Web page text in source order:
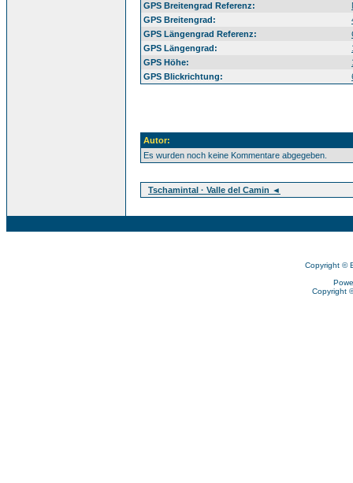
GPS Breitengrad Referenz:
GPS Breitengrad:
GPS Längengrad Referenz:
GPS Längengrad:
GPS Höhe:
GPS Blickrichtung:
Autor:
Es wurden noch keine Kommentare abgegeben.
Tschamintal · Valle del Camin ◄
Copyright ©
Copyright